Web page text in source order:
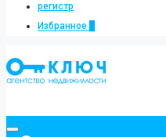
регистр
Избранное